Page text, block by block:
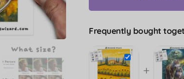
Frequently bought
+